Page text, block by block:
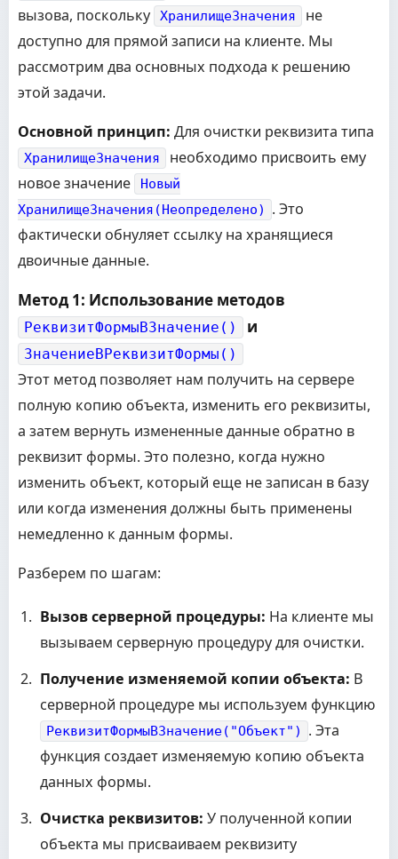
вызова, поскольку
ХранилищеЗначения
не
доступно для прямой записи на клиенте. Мы
рассмотрим два основных подхода к решению
этой задачи.
Основной принцип: Для очистки реквизита типа
ХранилищеЗначения
необходимо присвоить ему
новое значение
Новый
ХранилищеЗначения(Неопределено)
. Это
фактически обнуляет ссылку на хранящиеся
двоичные данные.
Метод 1: Использование методов
РеквизитФормыВЗначение() и
ЗначениеВРеквизитФормы()
Этот метод позволяет нам получить на сервере
полную копию объекта, изменить его реквизиты,
а затем вернуть измененные данные обратно в
реквизит формы. Это полезно, когда нужно
изменить объект, который еще не записан в базу
или когда изменения должны быть применены
немедленно к данным формы.
Разберем по шагам:
Вызов серверной процедуры: На клиенте мы
вызываем серверную процедуру для очистки.
Получение изменяемой копии объекта: В
серверной процедуре мы используем функцию
РеквизитФормыВЗначение("Объект")
. Эта
функция создает изменяемую копию объекта
данных формы.
Очистка реквизитов: У полученной копии
объекта мы присваиваем реквизиту